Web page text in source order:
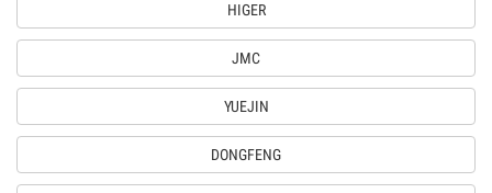
HIGER
JMC
YUEJIN
DONGFENG